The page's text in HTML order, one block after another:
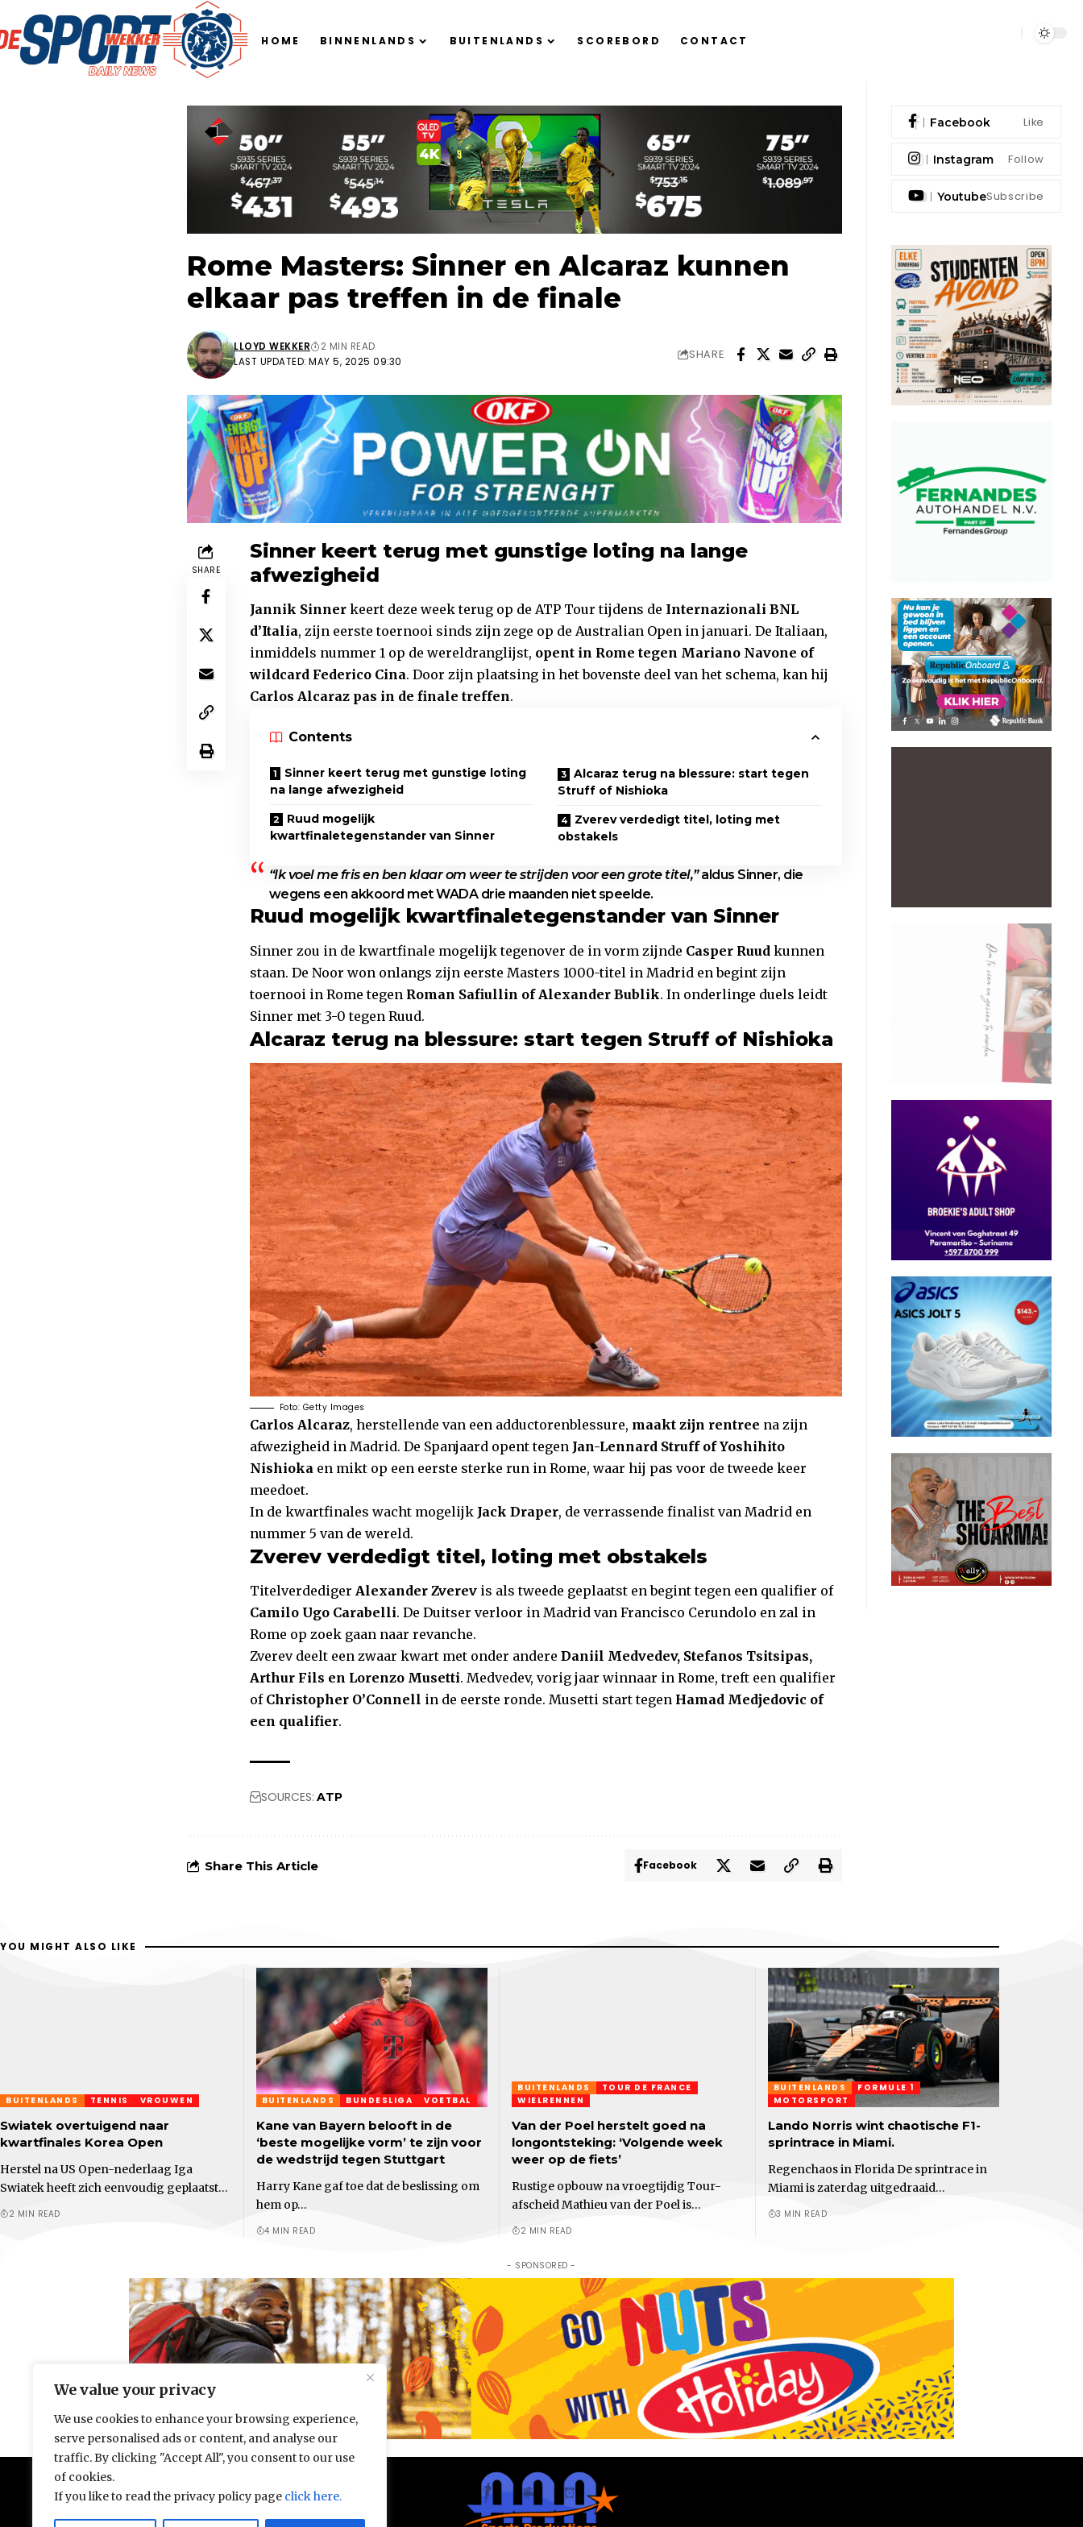
We value your privacy
We use cookies to enhance your browsing experience,
serve personalised ads or content, and analyse our
traffic. By clicking "Accept All", you consent to our use
of cookies.
If you like to read the privacy policy page click here.
HOME BINNENLANDS BUITENLANDS SCOREBORD CONTACT
Rome Masters: Sinner en Alcaraz kunnen
elkaar pas treffen in de finale
LAST UPDATED: MAY 5, 2025 09:30
LLOYD WEKKER 2 MIN READ
SHARE
SHARE
Sinner keert terug met gunstige loting na lange
afwezigheid
Jannik Sinnerkeert deze week terug op de ATP Tour tijdens de Internazionali BNL
d’Italia, zijn eerste toernooi sinds zijn zege op de Australian Open in januari. De Italiaan,
inmiddels nummer 1 op de wereldranglijst, opent in Rome tegen Mariano Navone of
wildcard Federico Cina. Door zijn plaatsing in het bovenste deel van het schema, kan hij
Carlos Alcaraz pas in de finale treffen.
Contents
Sinner keert terug met gunstige loting
na lange afwezigheid
Ruud mogelijk
kwartfinaletegenstander van Sinner
Alcaraz terug na blessure: start tegen
Struff of Nishioka
Zverev verdedigt titel, loting met
obstakels
“Ik voel me fris en ben klaar om weer te strijden voor een grote titel,”aldus Sinner, die
wegens een akkoord met WADA drie maanden niet speelde.
Ruud mogelijk kwartfinaletegenstander van Sinner
Sinner zou in de kwartfinale mogelijk tegenover de in vorm zijnde Casper Ruud kunnen
staan. De Noor won onlangs zijn eerste Masters 1000-titel in Madrid en begint zijn
toernooi in Rome tegen Roman Safiullin of Alexander Bublik. In onderlinge duels leidt
Sinner met 3-0 tegen Ruud.
Alcaraz terug na blessure: start tegen Struff of Nishioka
Foto: Getty Images
Carlos Alcaraz, herstellende van een adductorenblessure, maakt zijn rentree na zijn
afwezigheid in Madrid. De Spanjaard opent tegen Jan-Lennard Struff of Yoshihito
Nishioka en mikt op een eerste sterke run in Rome, waar hij pas voor de tweede keer
meedoet.
In de kwartfinales wacht mogelijk Jack Draper, de verrassende finalist van Madrid en
nummer 5 van de wereld.
Zverev verdedigt titel, loting met obstakels
Titelverdediger Alexander Zverevis als tweede geplaatst en begint tegen een qualifier of
Camilo Ugo Carabelli. De Duitser verloor in Madrid van Francisco Cerundolo en zal in
Rome op zoek gaan naar revanche.
Zverev deelt een zwaar kwart met onder andere Daniil Medvedev, Stefanos Tsitsipas,
Arthur Fils en Lorenzo Musetti. Medvedev, vorig jaar winnaar in Rome, treft een qualifier
of Christopher O’Connell in de eerste ronde. Musetti start tegen Hamad Medjedovic of
een qualifier.
SOURCES: ATP
Share This Article Facebook
Facebook Like
Instagram Follow
YoutubeSubscribe
YOU MIGHT ALSO LIKE
BUITENLANDS TENNIS VROUWEN
Swiatek overtuigend naar
kwartfinales Korea Open
Herstel na US Open-nederlaag Iga
Swiatek heeft zich eenvoudig geplaatst…
2 MIN READ
BUITENLANDS BUNDESLIGA VOETBAL
Kane van Bayern belooft in de
‘beste mogelijke vorm’ te zijn voor
de wedstrijd tegen Stuttgart
Harry Kane gaf toe dat de beslissing om
hem op…
4 MIN READ
BUITENLANDS
TOUR DE FRANCE
WIELRENNEN
Van der Poel herstelt goed na
longontsteking: ‘Volgende week
weer op de fiets’
Rustige opbouw na vroegtijdig Tour-
afscheid Mathieu van der Poel is…
2 MIN READ
BUITENLANDS
FORMULE 1
MOTORSPORT
Lando Norris wint chaotische F1-
sprintrace in Miami.
Regenchaos in Florida De sprintrace in
Miami is zaterdag uitgedraaid…
3 MIN READ
- SPONSORED -